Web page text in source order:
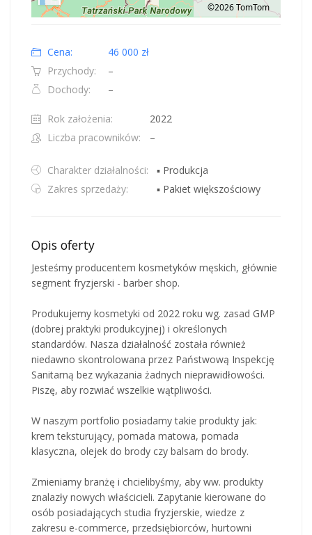
Road
©2026 TomTom
Cena:
46 000 zł
Przychody:
–
Dochody:
–
Rok założenia:
2022
Liczba pracowników:
–
Charakter działalności:
▪ Produkcja
Zakres sprzedaży:
▪ Pakiet większościowy
Opis oferty
Jesteśmy producentem kosmetyków męskich, głównie
segment fryzjerski - barber shop.
Produkujemy kosmetyki od 2022 roku wg. zasad GMP
(dobrej praktyki produkcyjnej) i określonych
standardów. Nasza działalność została również
niedawno skontrolowana przez Państwową Inspekcję
Sanitarną bez wykazania żadnych nieprawidłowości.
Piszę, aby rozwiać wszelkie wątpliwości.
W naszym portfolio posiadamy takie produkty jak:
krem teksturujący, pomada matowa, pomada
klasyczna, olejek do brody czy balsam do brody.
Zmieniamy branżę i chcielibyśmy, aby ww. produkty
znalazły nowych właścicieli. Zapytanie kierowane do
osób posiadających studia fryzjerskie, wiedze z
zakresu e-commerce, przedsiębiorców, hurtowni